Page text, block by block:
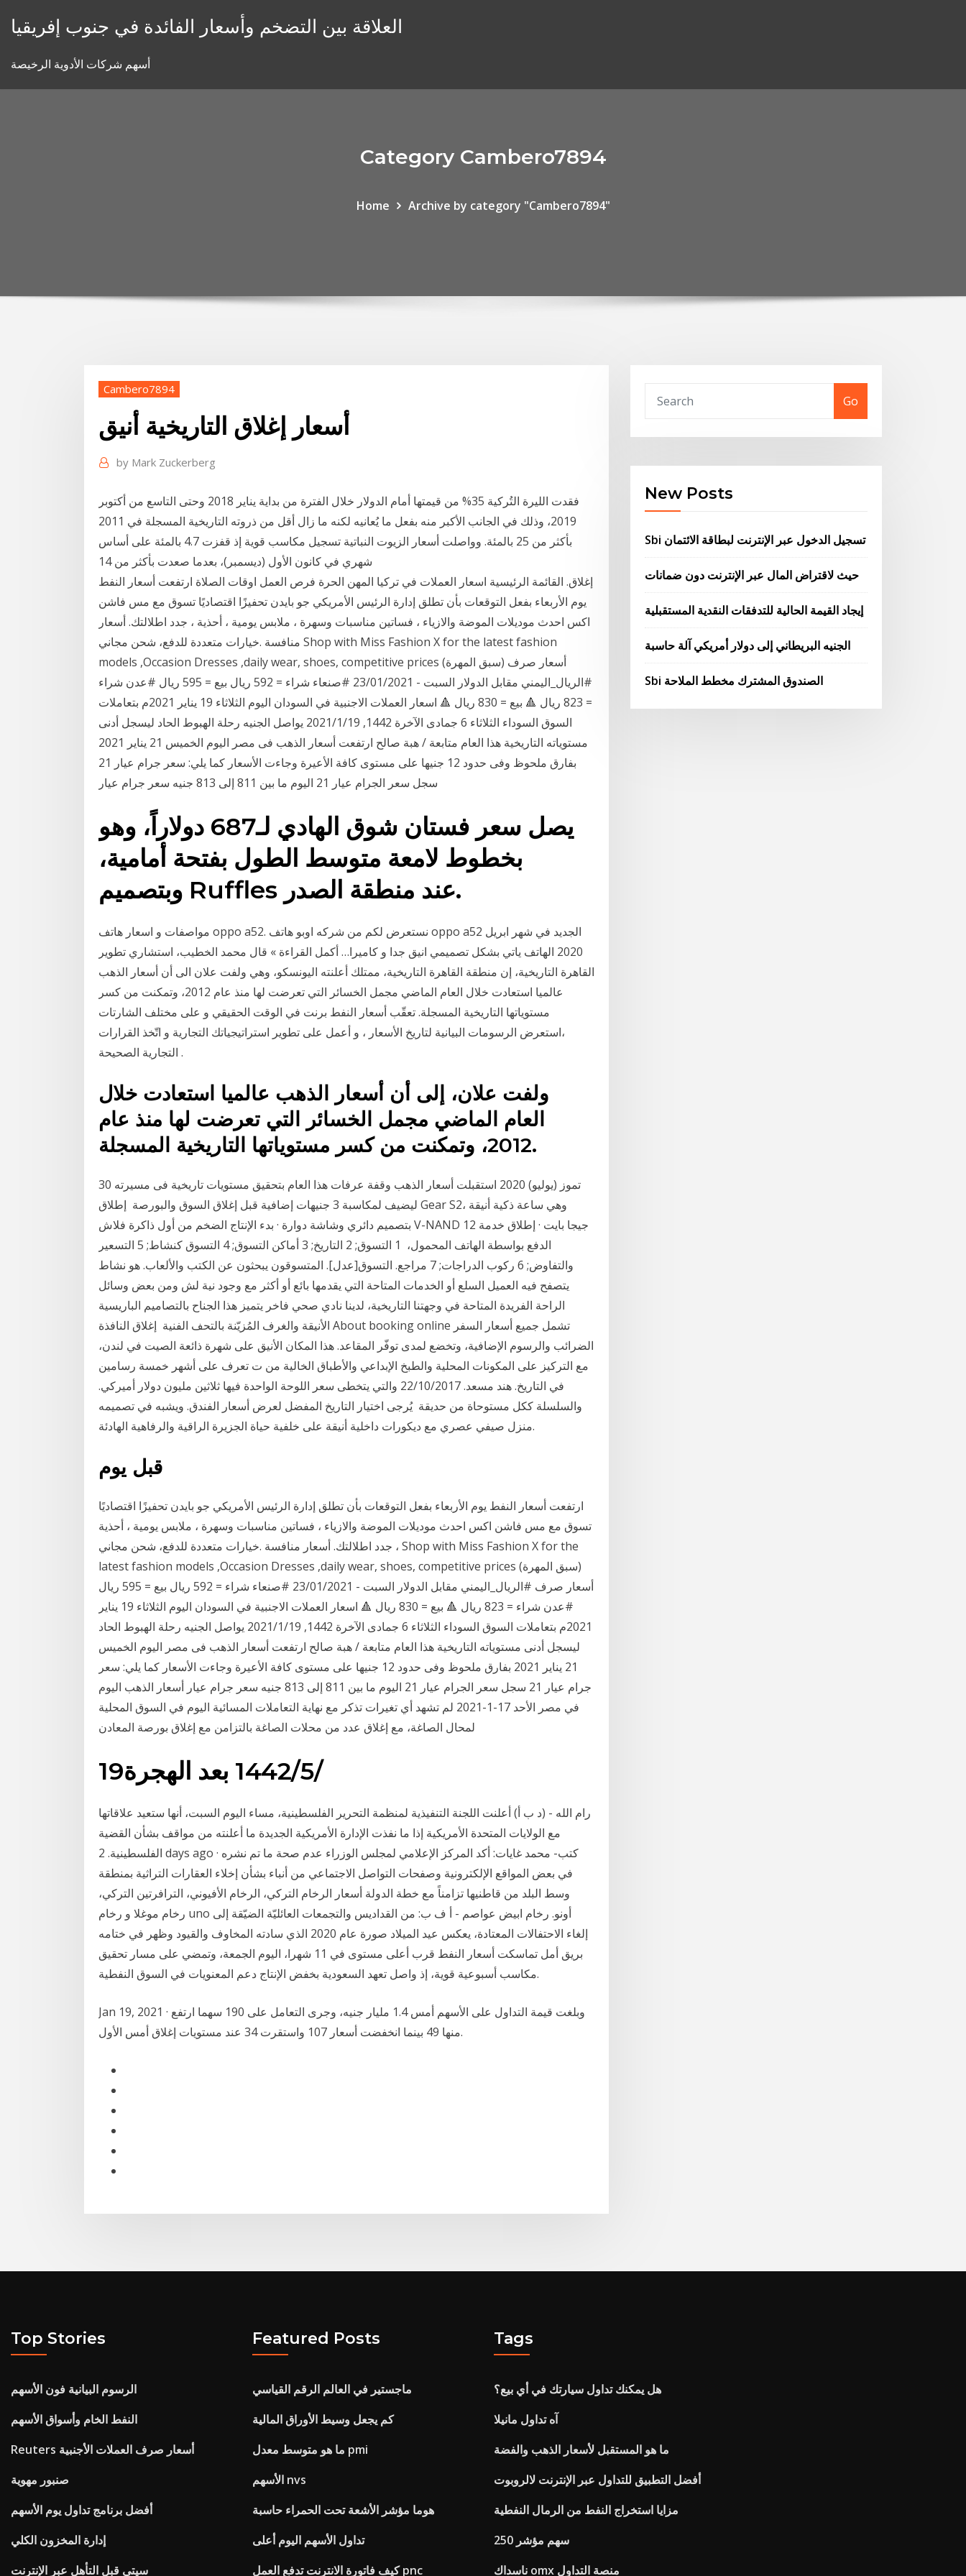
العلاقة بين التضخم وأسعار الفائدة في جنوب إفريقيا
أسهم شركات الأدوية الرخيصة
Category Cambero7894
Home Archive by category "Cambero7894"
Cambero7894
أسعار إغلاق التاريخية أنيق
by Mark Zuckerberg
فقدت الليرة التُركية 35% من قيمتها أمام الدولار خلال الفترة من بداية يناير 2018 وحتى التاسع من أكتوبر
2019، وذلك في الجانب الأكبر منه بفعل ما يُعانيه لكنه ما زال أقل من ذروته التاريخية المسجلة في 2011
بأكثر من 25 بالمئة. وواصلت أسعار الزيوت النباتية تسجيل مكاسب قوية إذ قفزت 4.7 بالمئة على أساس
شهري في كانون الأول (ديسمبر)، بعدما صعدت بأكثر من 14
إغلاق. القائمة الرئيسية اسعار العملات في تركيا المهن الحرة فرص العمل اوقات الصلاة ارتفعت أسعار النفط
يوم الأربعاء بفعل التوقعات بأن تطلق إدارة الرئيس الأمريكي جو بايدن تحفيزًا اقتصاديًا تسوق مع مس فاشن
اكس احدث موديلات الموضة والازياء ، فساتين مناسبات وسهرة ، ملابس يومية ، أحذية ، جدد اطلالتك. أسعار
منافسة .خيارات متعددة للدفع، شحن مجاني Shop with Miss Fashion X for the latest fashion
models ,Occasion Dresses ,daily wear, shoes, competitive prices (سبق المهرة) أسعار صرف
#الريال_اليمني مقابل الدولار السبت - 23/01/2021 #صنعاء شراء = 592 ريال بيع = 595 ريال #عدن شراء
= 823 ريال 🔺️ بيع = 830 ريال 🔺️ اسعار العملات الاجنبية في السودان اليوم الثلاثاء 19 يناير 2021م بتعاملات
السوق السوداء الثلاثاء 6 جمادى الآخرة 1442, 2021/1/19 يواصل الجنيه رحلة الهبوط الحاد ليسجل أدنى
مستوياته التاريخية هذا العام متابعة / هبة صالح ارتفعت أسعار الذهب فى مصر اليوم الخميس 21 يناير 2021
بفارق ملحوظ وفى حدود 12 جنيها على مستوى كافة الأعيرة وجاءت الأسعار كما يلي: سعر جرام عيار 21
سجل سعر الجرام عيار 21 اليوم ما بين 811 إلى 813 جنيه سعر جرام عيار
يصل سعر فستان شوق الهادي لـ687 دولاراً، وهو
بخطوط لامعة متوسط الطول بفتحة أمامية،
وبتصميم Ruffles عند منطقة الصدر.
مواصفات و اسعار هاتف oppo a52. نستعرض لكم من شركه اوبو هاتف oppo a52 الجديد في شهر ابريل
2020 الهاتف ياتي بشكل تصميمي انيق جدا و كاميرا… أكمل القراءة » قال محمد الخطيب، استشاري تطوير
القاهرة التاريخية، إن منطقة القاهرة التاريخية، ممتلك أعلنته اليونسكو، وهي ولفت علان الى أن أسعار الذهب
عالميا استعادت خلال العام الماضي مجمل الخسائر التي تعرضت لها منذ عام 2012، وتمكنت من كسر
مستوياتها التاريخية المسجلة. تعقّب أسعار النفط برنت في الوقت الحقيقي و على مختلف الشارتات
،استعرض الرسومات البيانية لتاريخ الأسعار ، و أعمل على تطوير استراتيجياتك التجارية و اتّخذ القرارات
التجارية الصحيحة .
ولفت علان، إلى أن أسعار الذهب عالميا استعادت خلال
العام الماضي مجمل الخسائر التي تعرضت لها منذ عام
2012، وتمكنت من كسر مستوياتها التاريخية المسجلة.
30 تموز (يوليو) 2020 استقبلت أسعار الذهب وقفة عرفات هذا العام بتحقيق مستويات تاريخية فى مسيرته
ليضيف لمكاسبة 3 جنيهات إضافية قبل إغلاق السوق والبورصة إطلاق Gear S2، وهي ساعة ذكية أنيقة
بتصميم دائري وشاشة دوارة · بدء الإنتاج الضخم من أول ذاكرة فلاش V-NAND 12 جيجا بايت · إطلاق خدمة
الدفع بواسطة الهاتف المحمول، 1 التسوق; 2 التاريخ; 3 أماكن التسوق; 4 التسوق كنشاط; 5 التسعير
والتفاوض; 6 ركوب الدراجات; 7 مراجع. التسوق[عدل]. المتسوقون يبحثون عن الكتب والألعاب. هو نشاط
يتصفح فيه العميل السلع أو الخدمات المتاحة التي يقدمها بائع أو أكثر مع وجود نية لش ومن بعض وسائل
الراحة الفريدة المتاحة في وجهتنا التاريخية، لدينا نادي صحي فاخر يتميز هذا الجناح بالتصاميم الباريسية
الأنيقة والغرف المُزيّنة بالتحف الفنية إغلاق النافذة About booking online تشمل جميع أسعار السفر
الضرائب والرسوم الإضافية، وتخضع لمدى توفّر المقاعد. هذا المكان الأنيق على شهرة ذائعة الصيت في لندن،
مع التركيز على المكونات المحلية والطبخ الإبداعي والأطباق الخالية من ت تعرف على أشهر خمسة رسامين
في التاريخ. هند مسعد. 22/10/2017 والتي يتخطى سعر اللوحة الواحدة فيها ثلاثين مليون دولار أميركي.
والسلسلة ككل مستوحاة من حديقة يُرجى اختيار التاريخ المفضل لعرض أسعار الفندق. ويشبه في تصميمه
منزل صيفي عصري مع ديكورات داخلية أنيقة على خلفية حياة الجزيرة الراقية والرفاهية الهادئة.
قبل يوم
ارتفعت أسعار النفط يوم الأربعاء بفعل التوقعات بأن تطلق إدارة الرئيس الأمريكي جو بايدن تحفيزًا اقتصاديًا
تسوق مع مس فاشن اكس احدث موديلات الموضة والازياء ، فساتين مناسبات وسهرة ، ملابس يومية ، أحذية
، جدد اطلالتك. أسعار منافسة .خيارات متعددة للدفع، شحن مجاني Shop with Miss Fashion X for the
latest fashion models ,Occasion Dresses ,daily wear, shoes, competitive prices (سبق المهرة)
أسعار صرف #الريال_اليمني مقابل الدولار السبت - 23/01/2021 #صنعاء شراء = 592 ريال بيع = 595 ريال
#عدن شراء = 823 ريال 🔺️ بيع = 830 ريال 🔺️ اسعار العملات الاجنبية في السودان اليوم الثلاثاء 19 يناير
2021م بتعاملات السوق السوداء الثلاثاء 6 جمادى الآخرة 1442, 2021/1/19 يواصل الجنيه رحلة الهبوط الحاد
ليسجل أدنى مستوياته التاريخية هذا العام متابعة / هبة صالح ارتفعت أسعار الذهب فى مصر اليوم الخميس
21 يناير 2021 بفارق ملحوظ وفى حدود 12 جنيها على مستوى كافة الأعيرة وجاءت الأسعار كما يلي: سعر
جرام عيار 21 سجل سعر الجرام عيار 21 اليوم ما بين 811 إلى 813 جنيه سعر جرام عيار أسعار الذهب اليوم
في مصر الأحد 17-1-2021 لم تشهد أي تغيرات تذكر مع نهاية التعاملات المسائية اليوم في السوق المحلية
لمحال الصاغة، مع إغلاق عدد من محلات الصاغة بالتزامن مع إغلاق بورصة المعادن
19‏‏/5‏‏/1442 بعد الهجرة
رام الله - (د ب أ) أعلنت اللجنة التنفيذية لمنظمة التحرير الفلسطينية، مساء اليوم السبت، أنها ستعيد علاقاتها
مع الولايات المتحدة الأمريكية إذا ما نفذت الإدارة الأمريكية الجديدة ما أعلنته من مواقف بشأن القضية
الفلسطينية. 2 days ago · كتب- محمد غايات: أكد المركز الإعلامي لمجلس الوزراء عدم صحة ما تم نشره
في بعض المواقع الإلكترونية وصفحات التواصل الاجتماعي من أنباء بشأن إخلاء العقارات التراثية بمنطقة
وسط البلد من قاطنيها تزامناً مع خطة الدولة أسعار الرخام التركي، الرخام الأفيوني، الترافرتين التركي،
رخام موغلا و رخام uno أونو. رخام ابيض عواصم - أ ف ب: من القداديس والتجمعات العائليّة الضيّقة إلى
إلغاء الاحتفالات المعتادة، يعكس عيد الميلاد صورة عام 2020 الذي سادته المخاوف والقيود وظهر في ختامه
بريق أمل تماسكت أسعار النفط قرب أعلى مستوى في 11 شهرا، اليوم الجمعة، وتمضي على مسار تحقيق
مكاسب أسبوعية قوية، إذ واصل تعهد السعودية بخفض الإنتاج دعم المعنويات في السوق النفطية.
Jan 19, 2021 · وبلغت قيمة التداول على الأسهم أمس 1.4 مليار جنيه، وجرى التعامل على 190 سهما ارتفع
منها 49 بينما انخفضت أسعار 107 واستقرت 34 عند مستويات إغلاق أمس الأول.
Go
New Posts
Sbi تسجيل الدخول عبر الإنترنت لبطاقة الائتمان
حيث لاقتراض المال عبر الإنترنت دون ضمانات
إيجاد القيمة الحالية للتدفقات النقدية المستقبلية
الجنيه البريطاني إلى دولار أمريكي آلة حاسبة
Sbi الصندوق المشترك مخطط الملاحة
Top Stories
الرسوم البيانية فون الأسهم
النفط الخام وأسواق الأسهم
Reuters أسعار صرف العملات الأجنبية
صنبور مهوية
أفضل برنامج تداول يوم الأسهم
إدارة المخزون الكلي
سيتي قبل التأهل عبر الإنترنت
Featured Posts
ماجستير في العالم الرقم القياسي
كم يجعل وسيط الأوراق المالية
ما هو متوسط ​​معدل pmi
الأسهم nvs
هوما مؤشر الأشعة تحت الحمراء حاسبة
تداول الأسهم اليوم أعلى
كيف فاتورة الانترنت تدفع العمل pnc
Tags
هل يمكنك تداول سيارتك في أي بيع؟
آه تداول مانيلا
ما هو المستقبل لأسعار الذهب والفضة
أفضل التطبيق للتداول عبر الإنترنت لالروبوت
مزايا استخراج النفط من الرمال النفطية
250 سهم مؤشر
ناسداك omx منصة التداول